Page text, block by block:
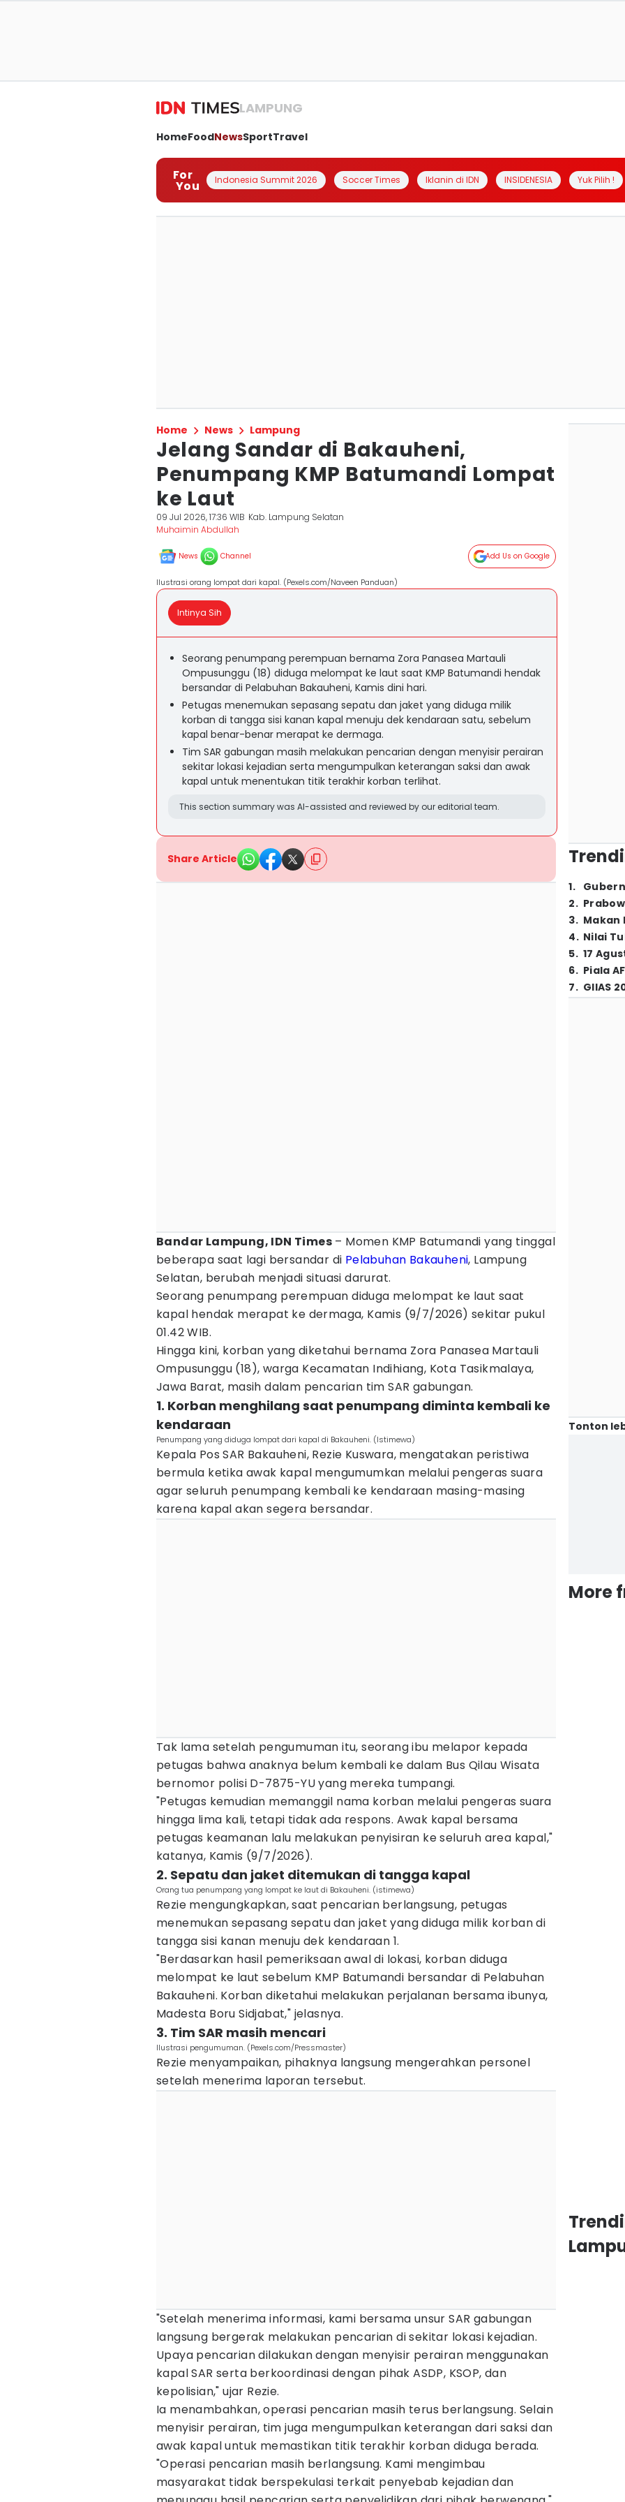
LAMPUNG
HomeFoodNewsSportTravel
For
You Indonesia Summit 2026 Soccer Times Iklanin di IDN INSIDENESIA Yuk Pilih !
Home News Lampung
Jelang Sandar di Bakauheni,
Penumpang KMP Batumandi Lompat
ke Laut
09 Jul 2026, 17:36 WIB Kab. Lampung Selatan
Muhaimin Abdullah
News Channel Add Us on Google
Ilustrasi orang lompat dari kapal. (Pexels.com/Naveen Panduan)
Intinya Sih
Seorang penumpang perempuan bernama Zora Panasea Martauli
Ompusunggu (18) diduga melompat ke laut saat KMP Batumandi hendak
bersandar di Pelabuhan Bakauheni, Kamis dini hari.
Petugas menemukan sepasang sepatu dan jaket yang diduga milik
korban di tangga sisi kanan kapal menuju dek kendaraan satu, sebelum
kapal benar-benar merapat ke dermaga.
Tim SAR gabungan masih melakukan pencarian dengan menyisir perairan
sekitar lokasi kejadian serta mengumpulkan keterangan saksi dan awak
kapal untuk menentukan titik terakhir korban terlihat.
This section summary was AI-assisted and reviewed by our editorial team.
Share Article
Bandar Lampung, IDN Times – Momen KMP Batumandi yang tinggal
beberapa saat lagi bersandar di Pelabuhan Bakauheni, Lampung
Selatan, berubah menjadi situasi darurat.
Seorang penumpang perempuan diduga melompat ke laut saat
kapal hendak merapat ke dermaga, Kamis (9/7/2026) sekitar pukul
01.42 WIB.
Hingga kini, korban yang diketahui bernama Zora Panasea Martauli
Ompusunggu (18), warga Kecamatan Indihiang, Kota Tasikmalaya,
Jawa Barat, masih dalam pencarian tim SAR gabungan.
1. Korban menghilang saat penumpang diminta kembali ke
kendaraan
Penumpang yang diduga lompat dari kapal di Bakauheni. (Istimewa)
Kepala Pos SAR Bakauheni, Rezie Kuswara, mengatakan peristiwa
bermula ketika awak kapal mengumumkan melalui pengeras suara
agar seluruh penumpang kembali ke kendaraan masing-masing
karena kapal akan segera bersandar.
Tak lama setelah pengumuman itu, seorang ibu melapor kepada
petugas bahwa anaknya belum kembali ke dalam Bus Qilau Wisata
bernomor polisi D-7875-YU yang mereka tumpangi.
"Petugas kemudian memanggil nama korban melalui pengeras suara
hingga lima kali, tetapi tidak ada respons. Awak kapal bersama
petugas keamanan lalu melakukan penyisiran ke seluruh area kapal,"
katanya, Kamis (9/7/2026).
2. Sepatu dan jaket ditemukan di tangga kapal
Orang tua penumpang yang lompat ke laut di Bakauheni. (istimewa)
Rezie mengungkapkan, saat pencarian berlangsung, petugas
menemukan sepasang sepatu dan jaket yang diduga milik korban di
tangga sisi kanan menuju dek kendaraan 1.
"Berdasarkan hasil pemeriksaan awal di lokasi, korban diduga
melompat ke laut sebelum KMP Batumandi bersandar di Pelabuhan
Bakauheni. Korban diketahui melakukan perjalanan bersama ibunya,
Madesta Boru Sidjabat," jelasnya.
3. Tim SAR masih mencari
Ilustrasi pengumuman. (Pexels.com/Pressmaster)
Rezie menyampaikan, pihaknya langsung mengerahkan personel
setelah menerima laporan tersebut.
"Setelah menerima informasi, kami bersama unsur SAR gabungan
langsung bergerak melakukan pencarian di sekitar lokasi kejadian.
Upaya pencarian dilakukan dengan menyisir perairan menggunakan
kapal SAR serta berkoordinasi dengan pihak ASDP, KSOP, dan
kepolisian," ujar Rezie.
Ia menambahkan, operasi pencarian masih terus berlangsung. Selain
menyisir perairan, tim juga mengumpulkan keterangan dari saksi dan
awak kapal untuk memastikan titik terakhir korban diduga berada.
"Operasi pencarian masih berlangsung. Kami mengimbau
masyarakat tidak berspekulasi terkait penyebab kejadian dan
1.
2.
3. Makan
4. Nilai
5. 17
6. Piala
7. GIIAS
Tonton
More